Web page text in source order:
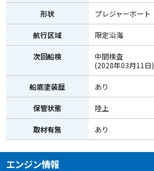
形状 プレジャーボート
航行区域 限定沿海
次回船検
中間検査
(2028年03月11日)
船底塗装歴 あり
保管状態 陸上
取材有無 あり
エンジン情報